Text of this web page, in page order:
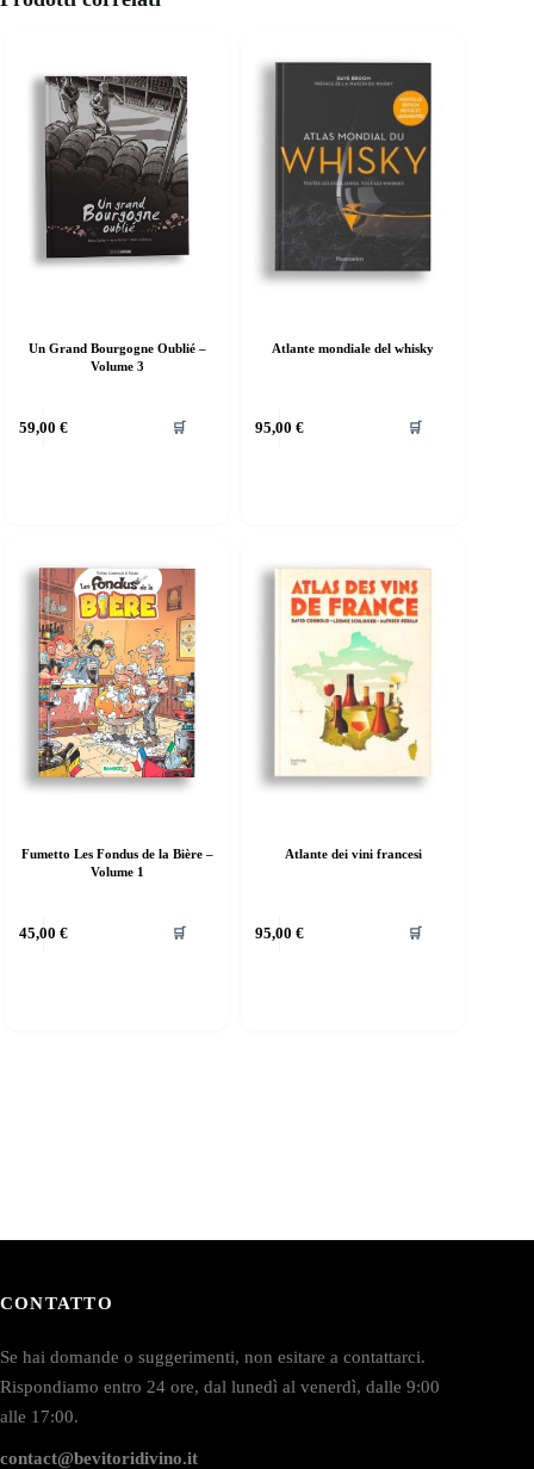
Un Grand Bourgogne Oublié –
Volume 3
59,00 € 🛒
Atlante mondiale del whisky
95,00 € 🛒
Fumetto Les Fondus de la Bière –
Volume 1
45,00 € 🛒
Atlante dei vini francesi
95,00 € 🛒
CONTATTO
Se hai domande o suggerimenti, non esitare a contattarci.
Rispondiamo entro 24 ore, dal lunedì al venerdì, dalle 9:00
alle 17:00.
contact@bevitoridivino.it